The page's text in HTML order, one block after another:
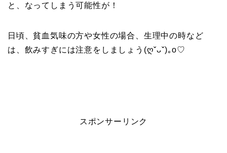
と、なってしまう可能性が！
日頃、貧血気味の方や女性の場合、生理中の時など
は、飲みすぎには注意をしましょう(ღˇᴗˇ)｡o♡
スポンサーリンク